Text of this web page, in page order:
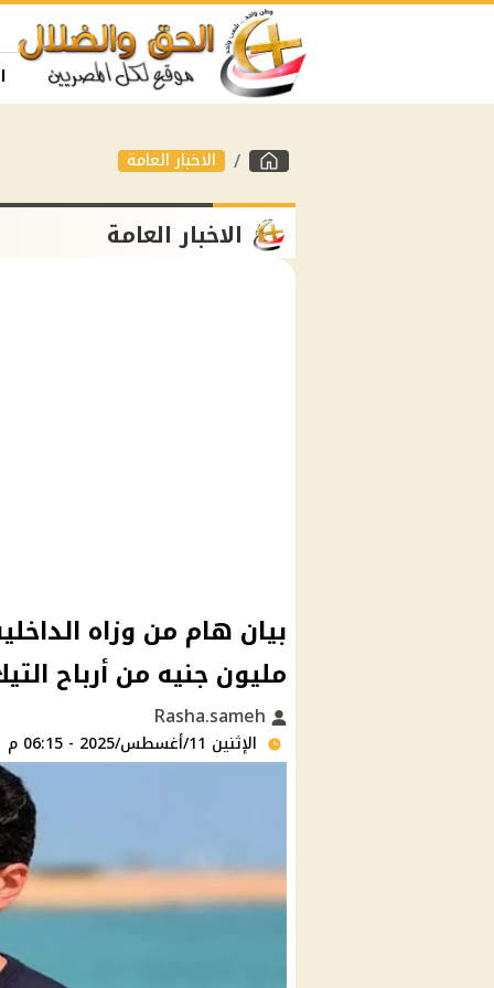
الاخبار العامة
الاخبار العامة
مليون جنيه من أرباح
الإثنين 11/أغسطس/2025 - 06:15 م